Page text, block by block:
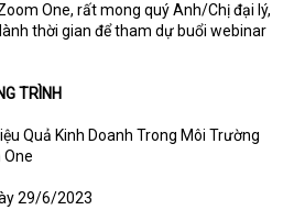
One, rất mong quý Anh/Chị đại lý,
thời gian để tham dự buổi webinar
TRÌNH
Quả Kinh Doanh Trong Môi Trường
One
29/6/2023